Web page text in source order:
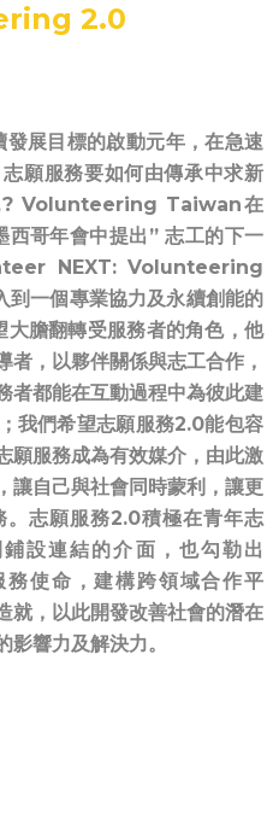
2.0
展目標的啟動元年，在急速
願服務要如何由傳承中求新
? Volunteering Taiwan在
哥年會中提出” 志工的下一
NEXT: Volunteering
一個專業協力及永續創能的
膽翻轉受服務者的角色，他
，以夥伴關係與志工合作，
者都能在互動過程中為彼此建
我們希望志願服務2.0能包容
願服務成為有效媒介，由此激
讓自己與社會同時蒙利，讓更
。志願服務2.0積極在青年志
設連結的介面，也勾勒出
使命，建構跨領域合作平
就，以此開發改善社會的潛在
響力及解決力。